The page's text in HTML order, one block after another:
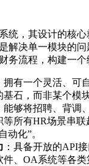
统，其设计的核
解决单一模块的
务流程，构建一个
拥有一个灵活、可
石，而非某个模
能够将招聘、背调
所有HR场景串联
动化”。
：具备开放的API
件、OA系统等各